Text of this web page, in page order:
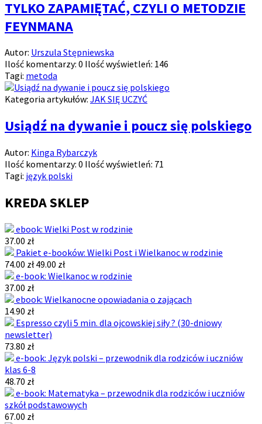
TYLKO ZAPAMIĘTAĆ, CZYLI O METODZIE
FEYNMANA
Autor: Urszula Stępniewska
Ilość komentarzy: 0 Ilość wyświetleń: 146
Tagi: metoda
Kategoria artykułów: JAK SIĘ UCZYĆ
Usiądź na dywanie i poucz się polskiego
Autor: Kinga Rybarczyk
Ilość komentarzy: 0 Ilość wyświetleń: 71
Tagi: język polski
KREDA SKLEP
ebook: Wielki Post w rodzinie
37.00 zł
Pakiet e-booków: Wielki Post i Wielkanoc w rodzinie
74.00 zł 49.00 zł
e-book: Wielkanoc w rodzinie
37.00 zł
ebook: Wielkanocne opowiadania o zającach
14.90 zł
Espresso czyli 5 min. dla ojcowskiej siły ? (30-dniowy
newsletter)
73.80 zł
e-book: Język polski – przewodnik dla rodziców i uczniów
klas 6-8
48.70 zł
e-book: Matematyka – przewodnik dla rodziców i uczniów
szkół podstawowych
67.00 zł